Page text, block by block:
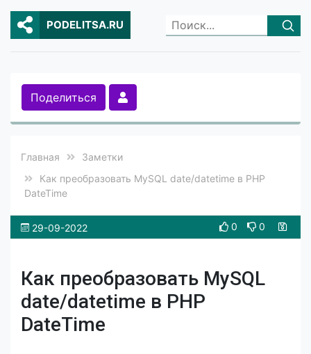
PODELITSA.RU
Поделиться
Главная
Заметки
Как преобразовать MySQL date/datetime в PHP
DateTime
29-09-2022 0 0
Как преобразовать MySQL
date/datetime в PHP
DateTime